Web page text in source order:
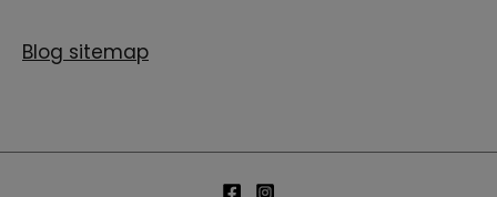
Blog sitemap